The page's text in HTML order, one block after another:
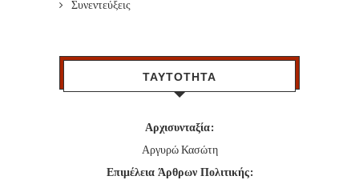
Συνεντεύξεις
ΤΑΥΤΟΤΗΤΑ
Αρχισυνταξία:
Αργυρώ Κασώτη
Επιμέλεια Άρθρων Πολιτικής: